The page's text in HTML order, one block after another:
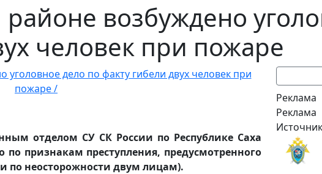
возбуждено
человек при пожаре
отделом СУ СК России по Республике Саха
по признакам преступления, предусмотренного
по неосторожности двум лицам).
Реклама
Реклама